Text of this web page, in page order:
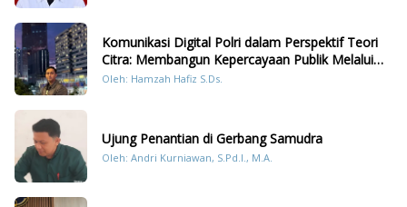
Komunikasi Digital Polri dalam Perspektif Teori
Citra: Membangun Kepercayaan Publik Melalui
Konten Humanis Kesiapsiagaan Bencana di
Oleh: Hamzah Hafiz S.Ds.
Ujung Penantian di Gerbang Samudra
Oleh: Andri Kurniawan, S.Pd.I., M.A.